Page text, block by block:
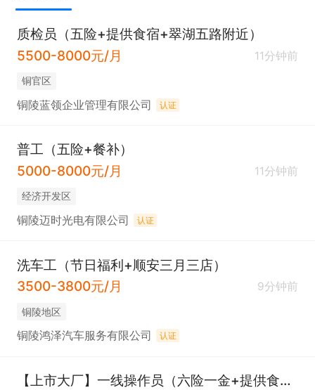
质检员（五险+提供食宿+翠湖五路附近）
5500-8000元/月
11分钟前
铜官区
铜陵蓝领企业管理有限公司 认证
普工（五险+餐补）
5000-8000元/月
11分钟前
经济开发区
铜陵迈时光电有限公司 认证
洗车工（节日福利+顺安三月三店）
3500-3800元/月
9分钟前
铜陵地区
铜陵鸿泽汽车服务有限公司 认证
【上市大厂】一线操作员（六险一金+提供食宿+年节福利）